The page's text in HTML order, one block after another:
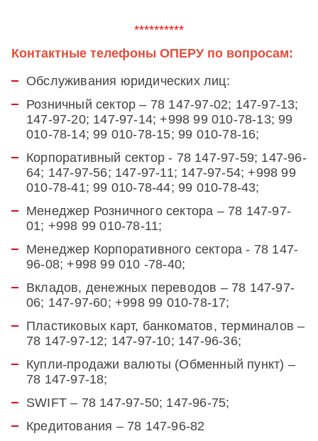
**********
Контактные телефоны ОПЕРУ по вопросам:
Обслуживания юридических лиц:
Розничный сектор – 78 147-97-02; 147-97-13;
147-97-20; 147-97-14; +998 99 010-78-13; 99
010-78-14; 99 010-78-15; 99 010-78-16;
Корпоративный сектор - 78 147-97-59; 147-96-
64; 147-97-56; 147-97-11; 147-97-54; +998 99
010-78-41; 99 010-78-44; 99 010-78-43;
Менеджер Розничного сектора – 78 147-97-
01; +998 99 010-78-11;
Менеджер Корпоративного сектора - 78 147-
96-08; +998 99 010 -78-40;
Вкладов, денежных переводов – 78 147-97-
06; 147-97-60; +998 99 010-78-17;
Пластиковых карт, банкоматов, терминалов –
78 147-97-12; 147-97-10; 147-96-36;
Купли-продажи валюты (Обменный пункт) –
78 147-97-18;
SWIFT – 78 147-97-50; 147-96-75;
Кредитования – 78 147-96-82